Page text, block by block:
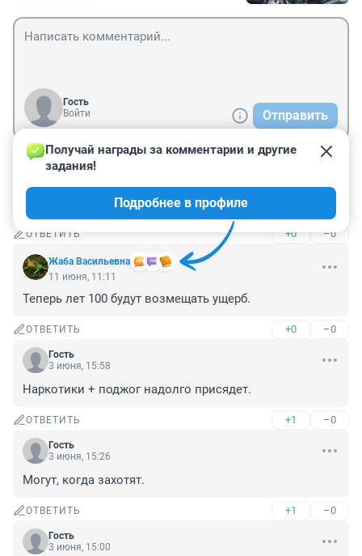
Гость
Войти
Отправить
Гость
Опять задержаное лицо ни фио ни лица не имеет?
ОТВЕТИТЬ +0 –0
Жаба Васильевна
Получай награды за комментарии и другие
задания!
Подробнее в профиле
11 июня, 11:11
Теперь лет 100 будут возмещать ущерб.
ОТВЕТИТЬ +0 –0
Гость
3 июня, 15:58
Наркотики + поджог надолго присядет.
ОТВЕТИТЬ +1 –0
Гость
3 июня, 15:26
Могут, когда захотят.
ОТВЕТИТЬ +1 –0
Гость
3 июня, 15:00